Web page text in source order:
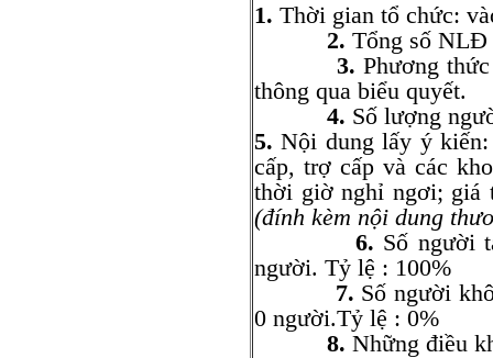
1. Thời gian tổ chức:
2. Tổng số
3. Phương
thông qua biểu quyết.
4. Số lượng
5. Nội dung lấy ý
cấp, trợ cấp và các
thời giờ nghỉ ngơi; giá
(đính kèm nội dung
6. Số người
người. Tỷ lệ : 100%
7. Số người
0 người.Tỷ lệ : 0%
8. Những điều